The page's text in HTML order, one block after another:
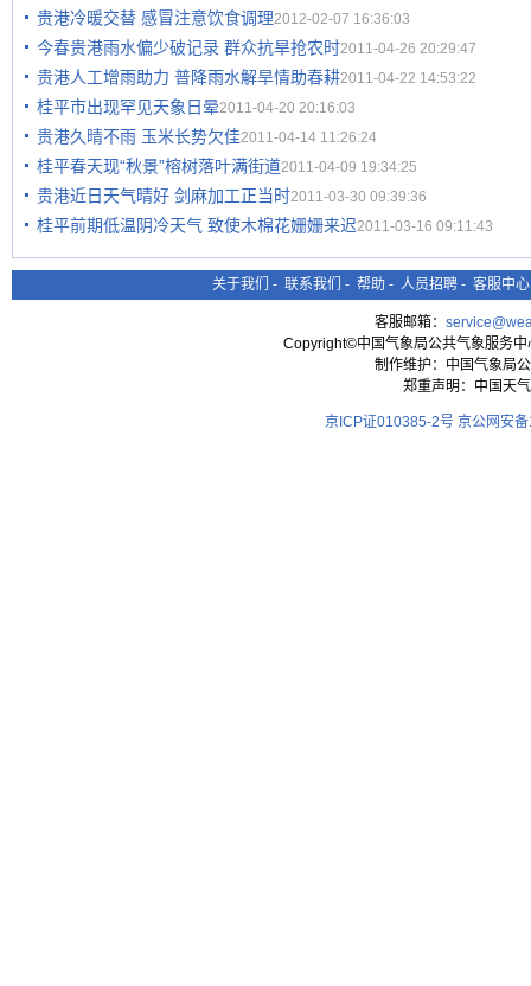
贵港冷暖交替 感冒注意饮食调理2012-02-07 16:36:03
今春贵港雨水偏少破记录 群众抗旱抢农时2011-04-26 20:29:47
贵港人工增雨助力 普降雨水解旱情助春耕2011-04-22 14:53:22
桂平市出现罕见天象日晕2011-04-20 20:16:03
贵港久晴不雨 玉米长势欠佳2011-04-14 11:26:24
桂平春天现“秋景”榕树落叶满街道2011-04-09 19:34:25
贵港近日天气晴好 剑麻加工正当时2011-03-30 09:39:36
桂平前期低温阴冷天气 致使木棉花姗姗来迟2011-03-16 09:11:43
关于我们 - 联系我们 - 帮助 - 人员招聘 - 客服中心
客服邮箱：
Copyright©中国气象局公共气象服务
制作维护：中国气象局
郑重声明：中国天
京ICP证010385-2号 京公网安